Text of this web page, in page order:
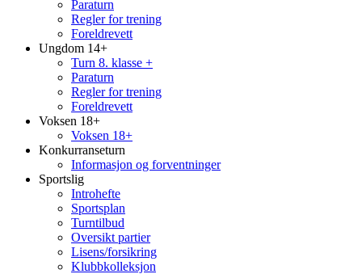
Paraturn
Regler for trening
Foreldrevett
Ungdom 14+
Turn 8. klasse +
Paraturn
Regler for trening
Foreldrevett
Voksen 18+
Voksen 18+
Konkurranseturn
Informasjon og forventninger
Sportslig
Introhefte
Sportsplan
Turntilbud
Oversikt partier
Lisens/forsikring
Klubbkolleksjon